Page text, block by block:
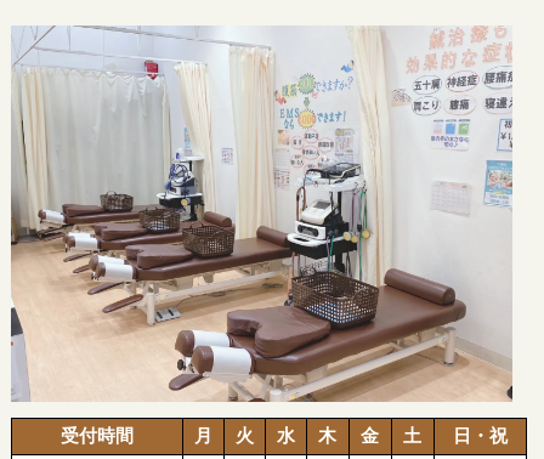
受付時間 月 火 水 木 金 土
日・祝